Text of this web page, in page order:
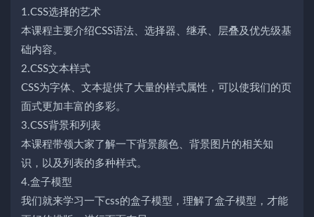
1.CSS选择的艺术
本课程主要介绍CSS语法、选择器、继承、层叠及优先级基
础内容。
2.CSS文本样式
CSS为字体、文本提供了大量的样式属性，可以使我们的页
面式更加丰富的多彩。
3.CSS背景和列表
本课程带领大家了解一下背景颜色、背景图片的相关知
识，以及列表的多种样式。
4.盒子模型
我们就来学习一下css的盒子模型，理解了盒子模型，才能